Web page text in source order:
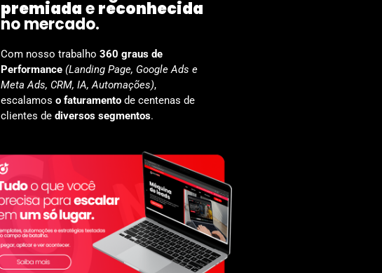
premiadaereconhecida
no mercado.
Com nosso trabalho 360 graus de
Performance (Landing Page, Google Ads e
Meta Ads, CRM, IA, Automações),
escalamos o faturamentode centenas de
clientes de diversos segmentos.